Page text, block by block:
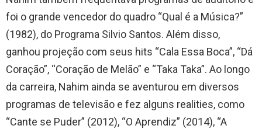
foi o grande vencedor do quadro “Qual é a Música?”
(1982), do Programa Silvio Santos. Além disso,
ganhou projeção com seus hits “Cala Essa Boca”, “Dá
Coração”, “Coração de Melão” e “Taka Taka”. Ao longo
da carreira, Nahim ainda se aventurou em diversos
programas de televisão e fez alguns realities, como
“Cante se Puder” (2012), “O Aprendiz” (2014), “A